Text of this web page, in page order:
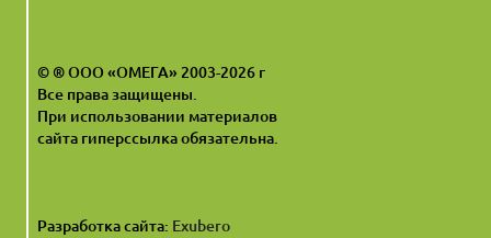
© ® ООО «ОМЕГА» 2003-2026 г
Все права защищены.
При использовании материалов
сайта гиперссылка обязательна.
Разработка сайта: Exubero